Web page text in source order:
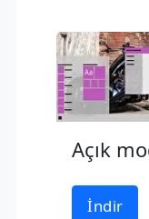
Açık
İndir